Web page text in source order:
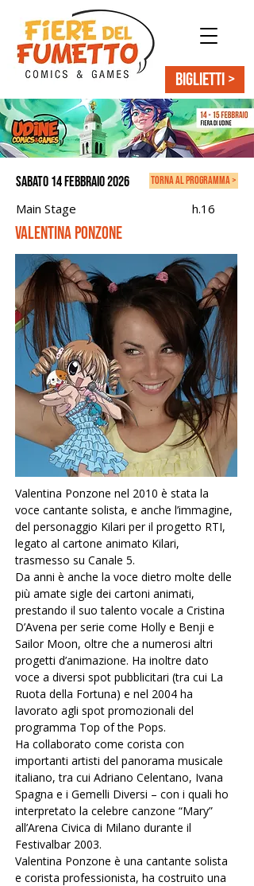
BIGLIETTI >
sabato 14 febbraio 2026 torna al programma >
h.16
Main Stage
Valentina Ponzone
Valentina Ponzone nel 2010 è stata la
voce cantante solista, e anche l’immagine,
del personaggio Kilari per il progetto RTI,
legato al cartone animato Kilari,
trasmesso su Canale 5.
Da anni è anche la voce dietro molte delle
più amate sigle dei cartoni animati,
prestando il suo talento vocale a Cristina
D’Avena per serie come Holly e Benji e
Sailor Moon, oltre che a numerosi altri
progetti d’animazione. Ha inoltre dato
voce a diversi spot pubblicitari (tra cui La
Ruota della Fortuna) e nel 2004 ha
lavorato agli spot promozionali del
programma Top of the Pops.
Ha collaborato come corista con
importanti artisti del panorama musicale
italiano, tra cui Adriano Celentano, Ivana
Spagna e i Gemelli Diversi – con i quali ho
interpretato la celebre canzone “Mary”
all’Arena Civica di Milano durante il
Festivalbar 2003.
Valentina Ponzone è una cantante solista
e corista professionista, ha costruito una